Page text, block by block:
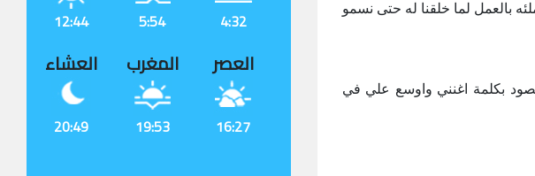
بالعمل لما خلقنا له حتى نسمو
بكلمة اغنني واوسع علي في
4:32
5:54
12:44
العصر
16:27
المغرب
19:53
العشاء
20:49